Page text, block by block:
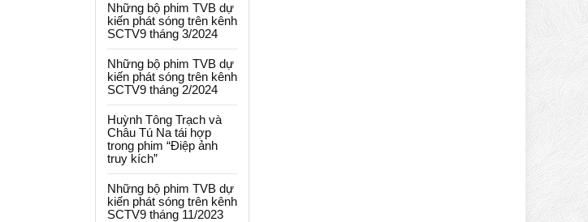
Những bộ phim TVB dự
kiến phát sóng trên kênh
SCTV9 tháng 3/2024
Những bộ phim TVB dự
kiến phát sóng trên kênh
SCTV9 tháng 2/2024
Huỳnh Tông Trạch và
Châu Tú Na tái hợp
trong phim “Điệp ảnh
truy kích”
Những bộ phim TVB dự
kiến phát sóng trên kênh
SCTV9 tháng 11/2023